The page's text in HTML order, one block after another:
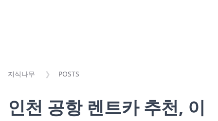
지식나무 POSTS
인천 공항 렌트카 추천, 이